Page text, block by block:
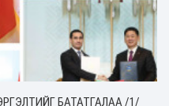
БАТАТГАЛАА /1/